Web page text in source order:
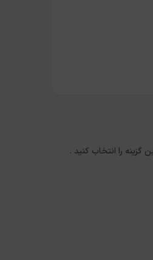
گزینه را انتخاب کنید .